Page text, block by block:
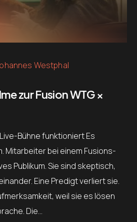
Westphal
zur Fusion WTG ×
Bühne funktioniert Es
Mitarbeiter bei einem Fusions-
Publikum. Sie sind skeptisch,
Eine Predigt verliert sie.
weil sie es lösen
Die…